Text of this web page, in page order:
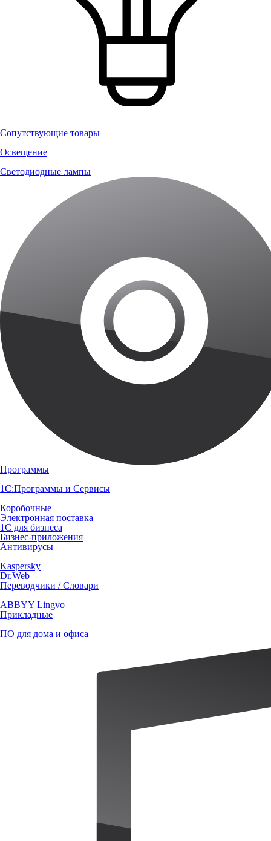
Сопутствующие товары
Освещение
Светодиодные лампы
Программы
1С:Программы и Сервисы
Коробочные
Электронная поставка
1С для бизнеса
Бизнес-приложения
Антивирусы
Kaspersky
Dr.Web
Переводчики / Словари
ABBYY Lingvo
Прикладные
ПО для дома и офиса